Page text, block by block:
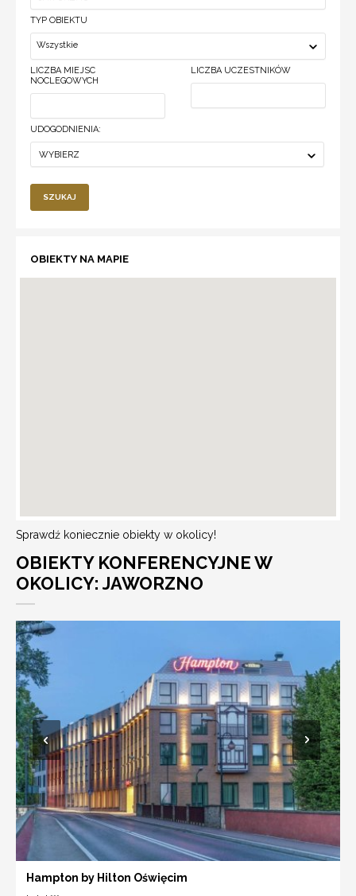
TYP OBIEKTU
Wszystkie
LICZBA MIEJSC
NOCLEGOWYCH
LICZBA UCZESTNIKÓW
UDOGODNIENIA:
WYBIERZ
SZUKAJ
OBIEKTY NA MAPIE
Sprawdź koniecznie obiekty w okolicy!
OBIEKTY KONFERENCYJNE W
OKOLICY: JAWORZNO
Hampton by Hilton Oświęcim